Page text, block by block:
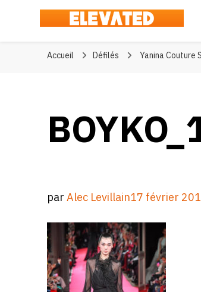
Elevated
Accueil Défilés Yanina Couture
parAlec Levillain17 février